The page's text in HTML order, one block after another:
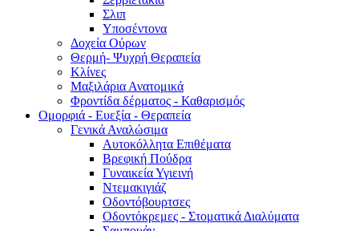
Σλιπ
Υποσέντονα
Δοχεία Ούρων
Θερμή- Ψυχρή Θεραπεία
Κλίνες
Μαξιλάρια Ανατομικά
Φροντίδα δέρματος - Καθαρισμός
Ομορφιά - Ευεξία - Θεραπεία
Γενικά Αναλώσιμα
Αυτοκόλλητα Επιθέματα
Βρεφική Πούδρα
Γυναικεία Υγιεινή
Ντεμακιγιάζ
Οδοντόβουρτσες
Οδοντόκρεμες - Στοματικά Διαλύματα